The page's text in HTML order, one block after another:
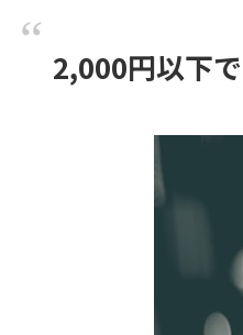
2,000円以下